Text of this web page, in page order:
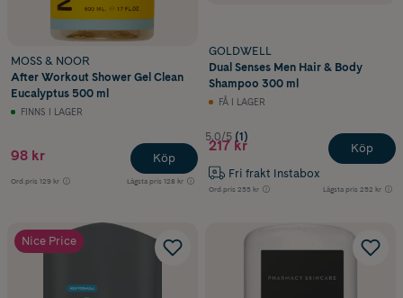
MOSS & NOOR
After Workout Shower Gel Clean
Eucalyptus 500 ml
FINNS I LAGER
98 kr
Ord.pris 129 kr Lägsta pris 128 kr
Köp
GOLDWELL
Dual Senses Men Hair & Body
Shampoo 300 ml
FÅ I LAGER
5.0/5 (1)
217 kr
Fri frakt Instabox
Ord.pris 255 kr Lägsta pris 252 kr
Köp
Nice Price